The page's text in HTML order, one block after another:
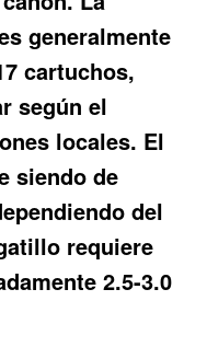
generalmente
cartuchos,
según el
locales. El
siendo de
del
requiere
2.5-3.0